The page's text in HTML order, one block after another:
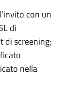
con un
di
di screening;
nella